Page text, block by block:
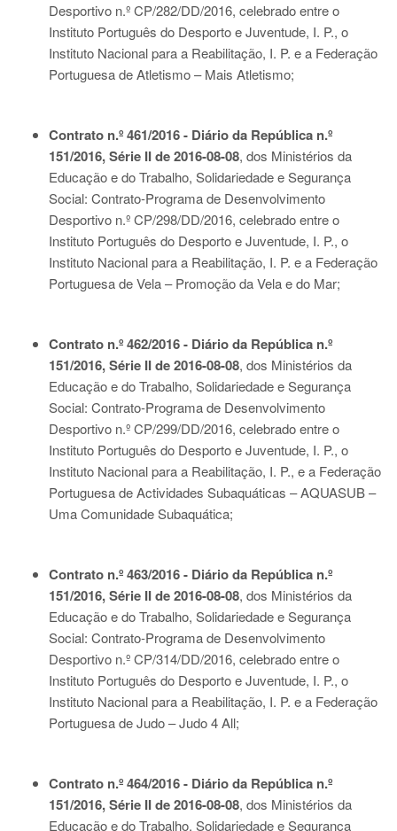
Desportivo n.º CP/282/DD/2016, celebrado entre o
Instituto Português do Desporto e Juventude, I. P., o
Instituto Nacional para a Reabilitação, I. P. e a Federação
Portuguesa de Atletismo – Mais Atletismo;
Contrato n.º 461/2016 - Diário da República n.º
151/2016, Série II de 2016-08-08, dos Ministérios da
Educação e do Trabalho, Solidariedade e Segurança
Social: Contrato-Programa de Desenvolvimento
Desportivo n.º CP/298/DD/2016, celebrado entre o
Instituto Português do Desporto e Juventude, I. P., o
Instituto Nacional para a Reabilitação, I. P. e a Federação
Portuguesa de Vela – Promoção da Vela e do Mar;
Contrato n.º 462/2016 - Diário da República n.º
151/2016, Série II de 2016-08-08, dos Ministérios da
Educação e do Trabalho, Solidariedade e Segurança
Social: Contrato-Programa de Desenvolvimento
Desportivo n.º CP/299/DD/2016, celebrado entre o
Instituto Português do Desporto e Juventude, I. P., o
Instituto Nacional para a Reabilitação, I. P., e a Federação
Portuguesa de Actividades Subaquáticas – AQUASUB –
Uma Comunidade Subaquática;
Contrato n.º 463/2016 - Diário da República n.º
151/2016, Série II de 2016-08-08, dos Ministérios da
Educação e do Trabalho, Solidariedade e Segurança
Social: Contrato-Programa de Desenvolvimento
Desportivo n.º CP/314/DD/2016, celebrado entre o
Instituto Português do Desporto e Juventude, I. P., o
Instituto Nacional para a Reabilitação, I. P. e a Federação
Portuguesa de Judo – Judo 4 All;
Contrato n.º 464/2016 - Diário da República n.º
151/2016, Série II de 2016-08-08, dos Ministérios da
Educação e do Trabalho, Solidariedade e Segurança